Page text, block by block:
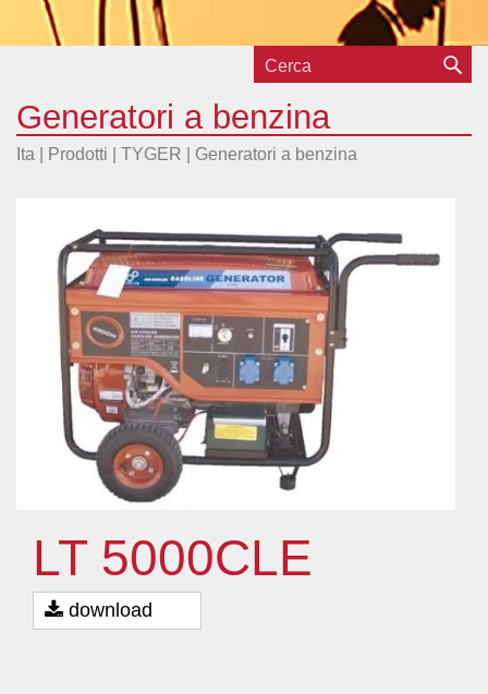
Generatori a benzina
Ita | Prodotti TYGER Generatori a benzina
LT 5000CLE
download